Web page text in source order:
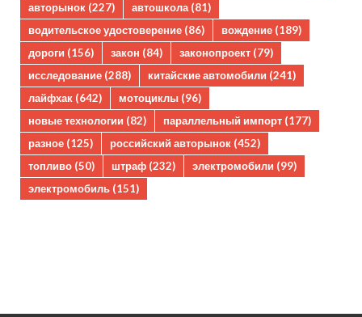
авторынок (227) автошкола (81)
водительское удостоверение (86) вождение (189)
дороги (156) закон (84) законопроект (79)
исследование (288) китайские автомобили (241)
лайфхак (642) мотоциклы (96)
новые технологии (82) параллельный импорт (177)
разное (125) российский авторынок (452)
топливо (50) штраф (232) электромобили (99)
электромобиль (151)